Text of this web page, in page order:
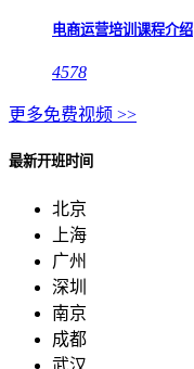
电商运营培训课程介绍
4578
更多免费视频 >>
最新开班时间
北京
上海
广州
深圳
南京
成都
武汉